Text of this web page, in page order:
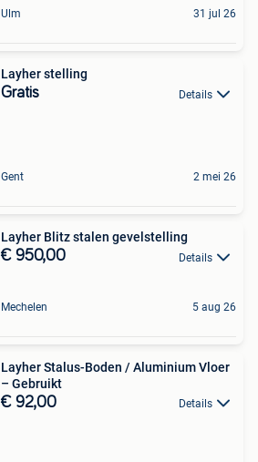
Ulm 31 jul 26
Layher stelling
Gratis Details
Gent 2 mei 26
Layher Blitz stalen gevelstelling
€ 950,00 Details
Mechelen 5 aug 26
Layher Stalus-Boden / Aluminium Vloer
– Gebruikt
€ 92,00 Details